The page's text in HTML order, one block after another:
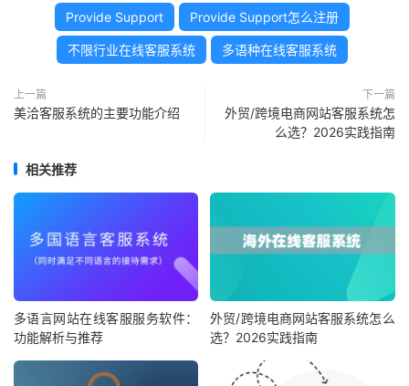
Provide Support Provide Support怎么注册
不限行业在线客服系统 多语种在线客服系统
上一篇
美洽客服系统的主要功能介绍
下一篇
外贸/跨境电商网站客服系统怎
么选？2026实践指南
相关推荐
多语言网站在线客服服务软件：
功能解析与推荐
外贸/跨境电商网站客服系统怎么
选？2026实践指南